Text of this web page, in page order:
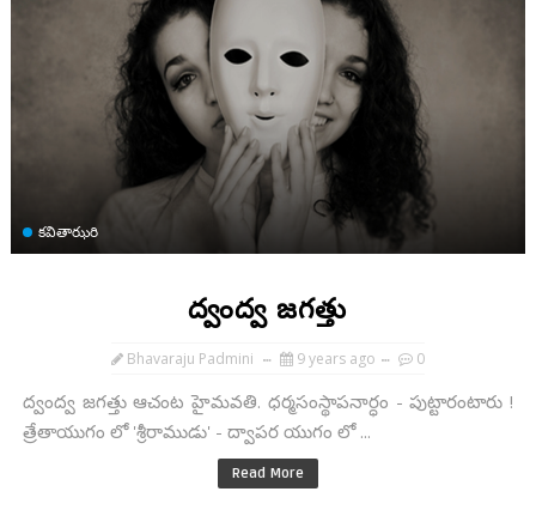
కవితాఝరి
ద్వంద్వ జగత్తు
Bhavaraju Padmini 9 years ago 0
ద్వంద్వ జగత్తు ఆచంట హైమవతి. ధర్మసంస్థాపనార్ధం - పుట్టారంటారు !
త్రేతాయుగం లో 'శ్రీరాముడు' - ద్వాపర యుగం లో ...
Read More